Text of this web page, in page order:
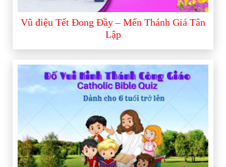
Vũ điệu Tết Đong Đầy – Mến Thánh Giá Tân
Lập